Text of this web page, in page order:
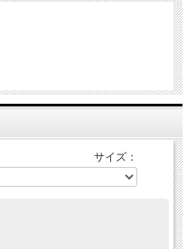
サイズ：